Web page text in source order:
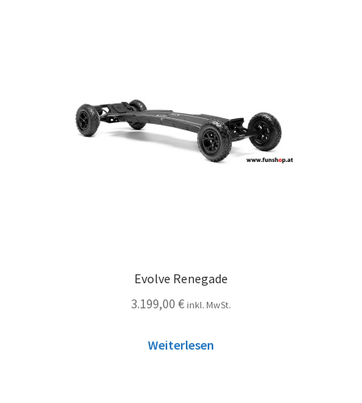
Evolve Renegade
3.199,00 € inkl. MwSt.
Weiterlesen